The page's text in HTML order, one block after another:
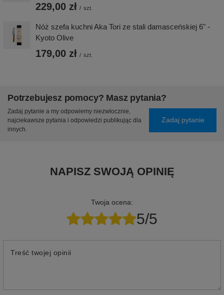
229,00 zł / szt.
Nóż szefa kuchni Aka Tori ze stali damasceńskiej 6" -
Kyoto Olive
179,00 zł / szt.
Potrzebujesz pomocy? Masz pytania?
Zadaj pytanie a my odpowiemy niezwłocznie,
najciekawsze pytania i odpowiedzi publikując dla
innych.
Zadaj pytanie
NAPISZ SWOJĄ OPINIĘ
Twoja ocena:
5/5
Treść twojej opinii